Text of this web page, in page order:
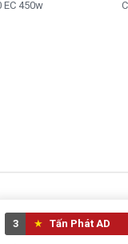
EC 450w
3 Tấn Phát AD